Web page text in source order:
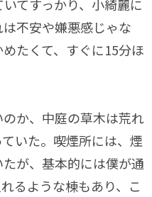
てすっかり、小綺麗に
不安や嫌悪感じゃな
たくて、すぐに15分ほ
か、中庭の草木は荒れ
いた。喫煙所には、煙
が、基本的には僕が通
るような棟もあり、こ